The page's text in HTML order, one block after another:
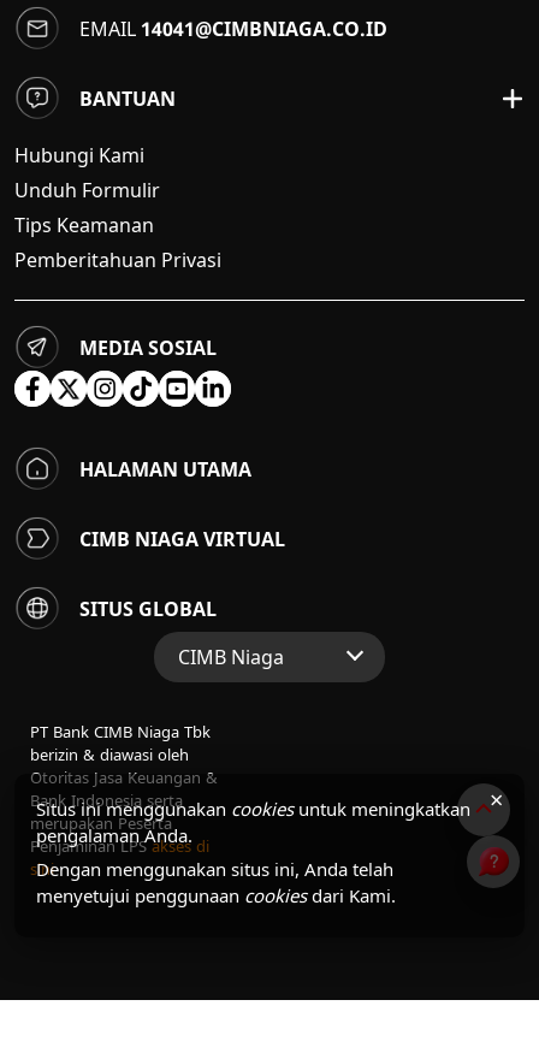
×
Situs ini menggunakan cookiesuntuk meningkatkan
pengalaman Anda.
Dengan menggunakan situs ini, Anda telah
menyetujui penggunaan cookiesdari Kami.
EMAIL 14041@CIMBNIAGA.CO.ID
BANTUAN
Hubungi Kami
Unduh Formulir
Tips Keamanan
Pemberitahuan Privasi
MEDIA SOSIAL
HALAMAN UTAMA
CIMB NIAGA VIRTUAL
SITUS GLOBAL
CIMB Niaga
Perbankan Konsumen
Perbankan Syariah
PT Bank CIMB Niaga Tbk
berizin & diawasi oleh
Otoritas Jasa Keuangan &
Bank Indonesia serta
merupakan Peserta
Penjaminan LPSakses di
sini